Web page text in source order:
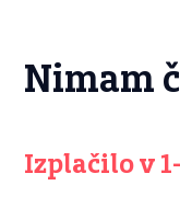
Nimam
Izplačilo v